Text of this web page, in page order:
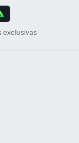
exclusivas